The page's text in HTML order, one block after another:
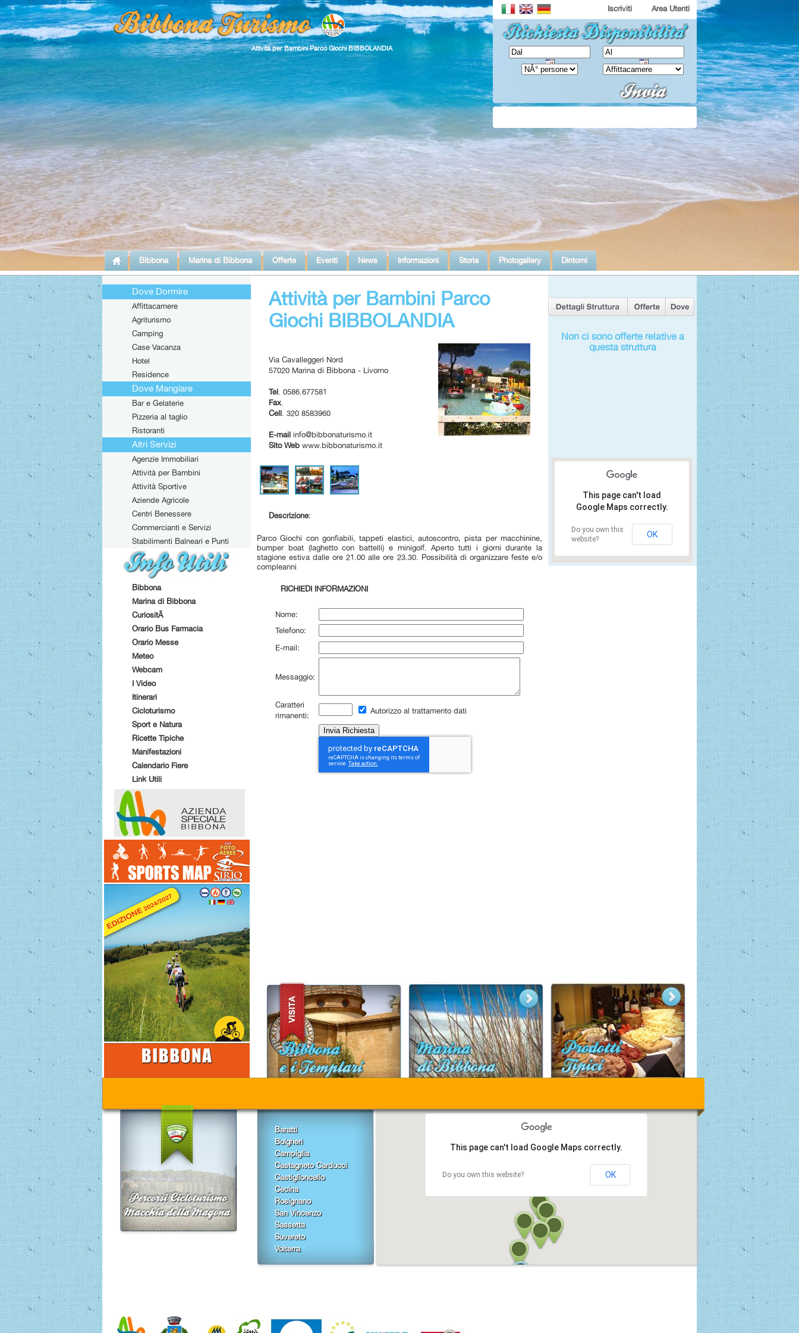
Attività per Bambini Parco Giochi BIBBOLANDIA
Iscriviti Area Utenti
Bibbona Marina di Bibbona Offerte Eventi News Informazioni Storia Photogallery Dintorni
Dove Dormire
Affittacamere
Agriturismo
Camping
Case Vacanza
Hotel
Residence
Dove Mangiare
Bar e Gelaterie
Pizzeria al taglio
Ristoranti
Altri Servizi
Agenzie Immobiliari
Attività per Bambini
Attività Sportive
Aziende Agricole
Centri Benessere
Commercianti e Servizi
Stabilimenti Balneari e Punti
Attrezzati
Bibbona
Marina di Bibbona
CuriositÃ
Orario Bus Farmacia
Orario Messe
Meteo
Webcam
I Video
Itinerari
Cicloturismo
Sport e Natura
Ricette Tipiche
Manifestazioni
Calendario Fiere
Link Utili
Attività per Bambini Parco
Giochi BIBBOLANDIA
Via Cavalleggeri Nord
57020 Marina di Bibbona - Livorno
Tel . 0586.677581
Fax
Cell . 320 8583960
E-mail info@bibbonaturismo.it
Sito Web www.bibbonaturismo.it
Descrizione:
Parco Giochi con gonfiabili, tappeti elastici, autoscontro, pista per macchinine,
bumper boat (laghetto con battelli) e minigolf. Aperto tutti i giorni durante la
stagione estiva dalle ore 21.00 alle ore 23.30. Possibilità di organizzare feste e/o
compleanni
RICHIEDI INFORMAZIONI
Nome:
Telefono:
E-mail:
Messaggio:
Caratteri
rimanenti:
Autorizzo al trattamento dati
Non ci sono offerte relative a
questa struttura
This page can't load
Google Maps correctly.
Do you own this
website?
OK
Baratti
Bolgheri
Campiglia
Castagneto Carducci
Castiglioncello
Cecina
Rosignano
San Vincenzo
Sassetta
Suvereto
Volterra
This page can't load Google Maps correctly.
Do you own this website? OK